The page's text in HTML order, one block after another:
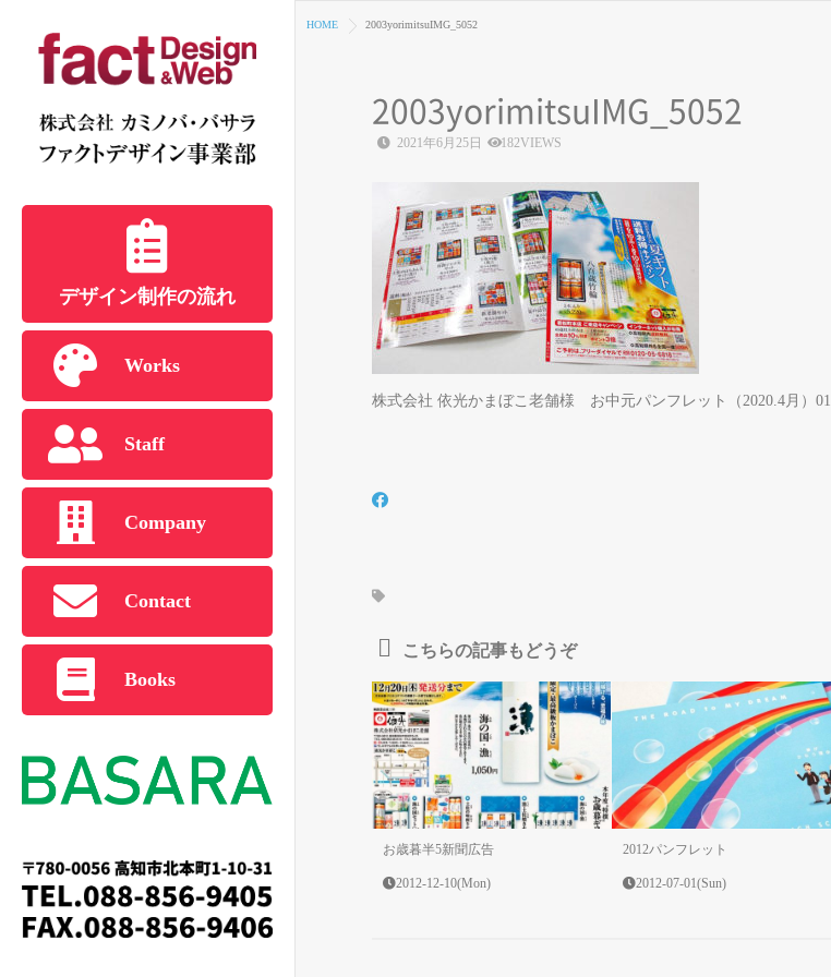
デザイン制作の流れ
Works
Staff
Company
Contact
Books
HOME 2003yorimitsuIMG_5052
2003yorimitsuIMG_5052
2021年6月25日 182VIEWS
株式会社 依光かまぼこ老舗様 お中元パンフレット（2020.4月）01
こちらの記事もどうぞ
お歳暮半5新聞広告
2012-12-10(Mon)
2012パンフレット
2012-07-01(Sun)